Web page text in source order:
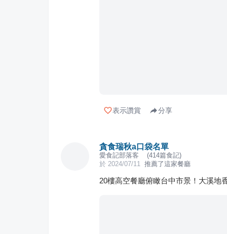
表示讚賞 分享
貪食瑞秋a口袋名單
愛食記部落客 (414篇食記)
於 2024/07/11 推薦了這家餐廳
20樓高空餐廳俯瞰台中市景！大溪地